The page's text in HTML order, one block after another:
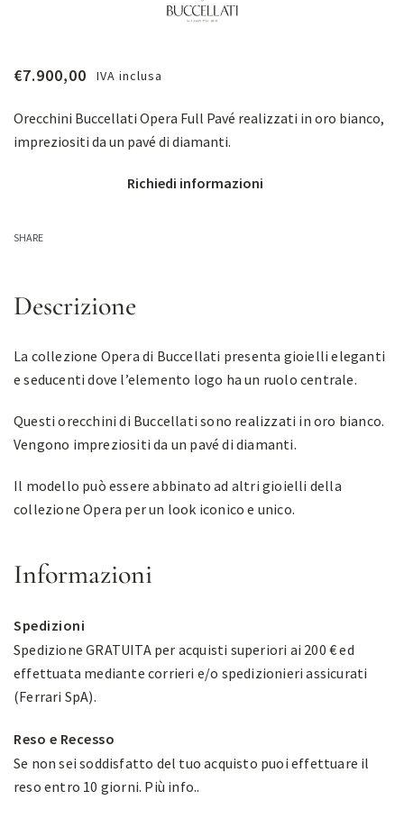
€7.900,00 IVA inclusa
Orecchini Buccellati Opera Full Pavé realizzati in oro bianco,
impreziositi da un pavé di diamanti.
Richiedi informazioni
SHARE
Descrizione
La collezione Opera di Buccellati presenta gioielli eleganti
e seducenti dove l’elemento logo ha un ruolo centrale.
Questi orecchini di Buccellati sono realizzati in oro bianco.
Vengono impreziositi da un pavé di diamanti.
Il modello può essere abbinato ad altri gioielli della
collezione Opera per un look iconico e unico.
Informazioni
Spedizioni
Spedizione GRATUITA per acquisti superiori ai 200 € ed
effettuata mediante corrieri e/o spedizionieri assicurati
(Ferrari SpA).
Reso e Recesso
Se non sei soddisfatto del tuo acquisto puoi effettuare il
reso entro 10 giorni. Più info..